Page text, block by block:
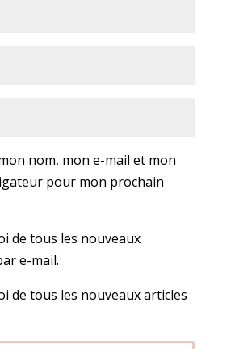
nom, mon e-mail et mon
pour mon prochain
de tous les nouveaux
e-mail.
de tous les nouveaux articles